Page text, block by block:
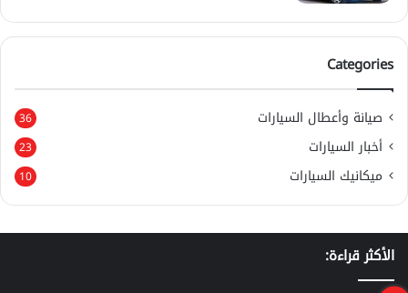
Categories
صيانة وأعطال السيارات 36
أخبار السيارات 23
ميكانيك السيارات 10
الأكثر قراءة: